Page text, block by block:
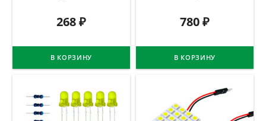
268₽
В КОРЗИНУ
780₽
В КОРЗИНУ